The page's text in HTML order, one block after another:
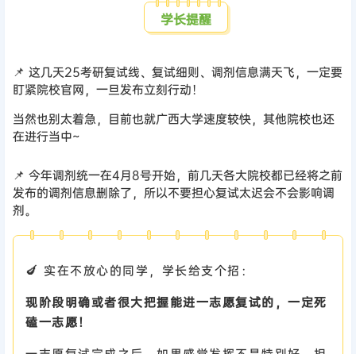
学长提醒
📌 这几天25考研复试线、复试细则、调剂信息满天飞，一定要
盯紧院校官网，一旦发布立刻行动！
当然也别太着急，目前也就广西大学速度较快，其他院校也还
在进行当中~
📌 今年调剂统一在4月8号开始，前几天各大院校都已经将之前
发布的调剂信息删除了，所以不要担心复试太迟会不会影响调
剂。
🍆 实在不放心的同学，学长给支个招：
现阶段明确或者很大把握能进一志愿复试的，一定死
磕一志愿！